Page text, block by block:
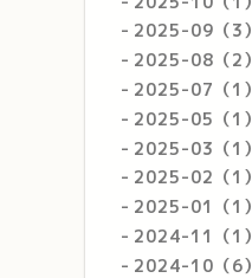
2025-09（3）
2025-08（2）
2025-07（1）
2025-05（1）
2025-03（1）
2025-02（1）
2025-01（1）
2024-11（1）
2024-10（6）